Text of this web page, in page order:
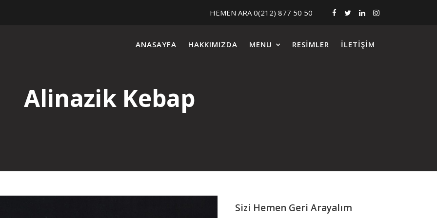
HEMEN ARA 0(212) 877 50 50
ANASAYFA HAKKIMIZDA MENU RESIMLER İLETIŞIM
Alinazik Kebap
Sizi Hemen Geri Arayalım